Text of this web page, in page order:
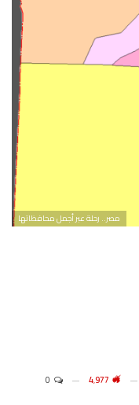
مصر.. رحلة عبر أجمل محافظاتها